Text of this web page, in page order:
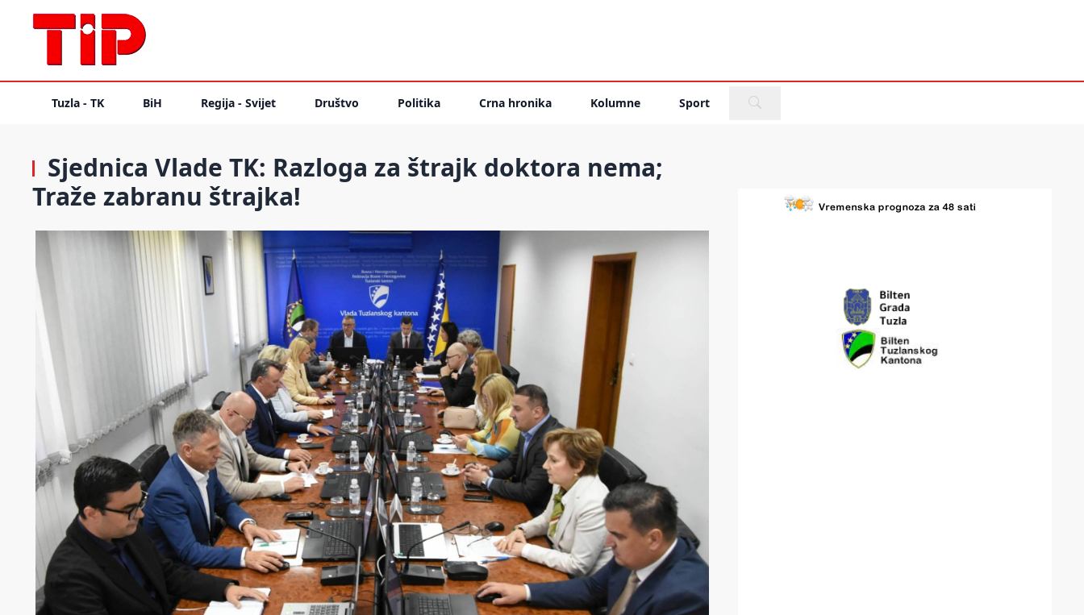
Tuzla - TK BiH Regija - Svijet Društvo Politika Crna hronika Kolumne Sport
Sjednica Vlade TK: Razloga za štrajk doktora nema;
Traže zabranu štrajka!